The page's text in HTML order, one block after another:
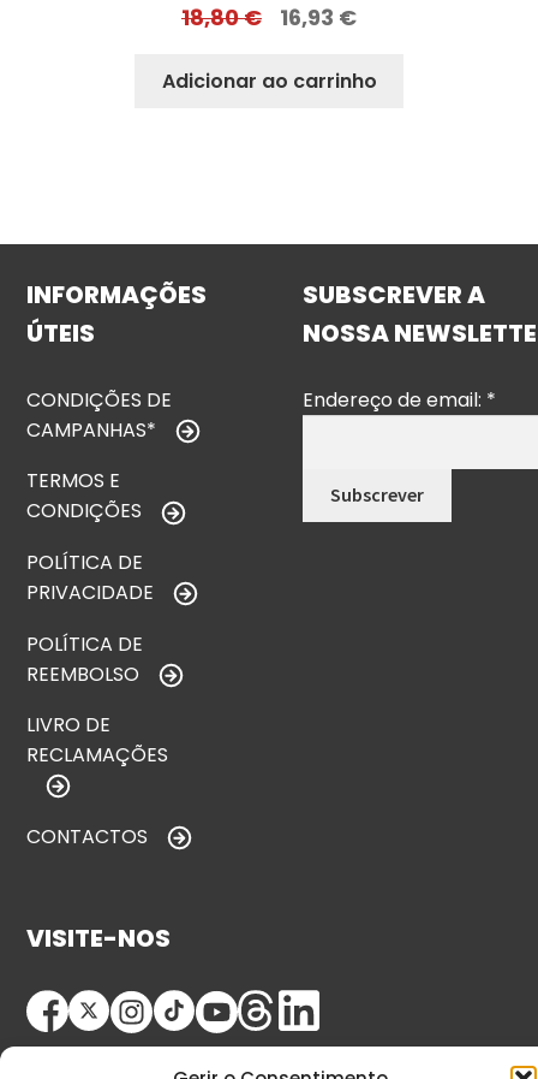
18,80€ 16,93 €
Adicionar ao carrinho
INFORMAÇÕES
ÚTEIS
CONDIÇÕES DE
CAMPANHAS*
TERMOS E
CONDIÇÕES
POLÍTICA DE
PRIVACIDADE
POLÍTICA DE
REEMBOLSO
LIVRO DE
RECLAMAÇÕES
CONTACTOS
SUBSCREVER A
NOSSA
Endereço de email: *
VISITE-NOS